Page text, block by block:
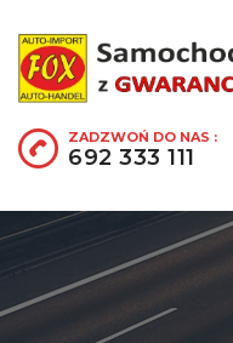
ZADZWOŃ DO NAS :
692 333 111